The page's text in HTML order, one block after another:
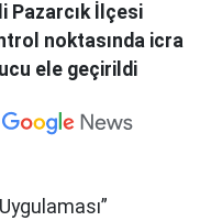
Pazarcık İlçesi
noktasında icra
ele geçirildi